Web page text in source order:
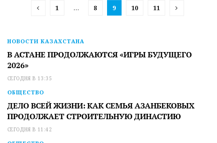
1 … 8 9 10 11
НОВОСТИ КАЗАХСТАНА
В АСТАНЕ ПРОДОЛЖАЮТСЯ «ИГРЫ БУДУЩЕГО
2026»
СЕГОДНЯ В 13:35
ОБЩЕСТВО
ДЕЛО ВСЕЙ ЖИЗНИ: КАК СЕМЬЯ АЗАНБЕКОВЫХ
ПРОДОЛЖАЕТ СТРОИТЕЛЬНУЮ ДИНАСТИЮ
СЕГОДНЯ В 11:42